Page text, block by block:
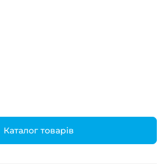
Каталог товарів